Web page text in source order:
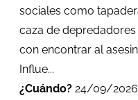
sociales como
caza de
con encontrar al
Influe...
¿Cuándo? 24/09/2026